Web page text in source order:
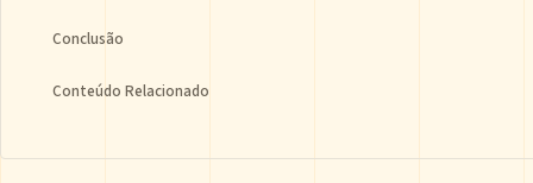
Conclusão
Conteúdo Relacionado